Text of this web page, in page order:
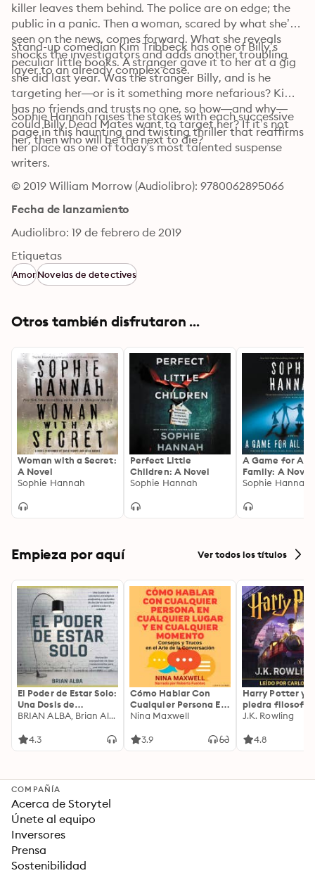
killer leaves them behind. The police are on edge; the
public in a panic. Then a woman, scared by what she’s
seen on the news, comes forward. What she reveals
shocks the investigators and adds another troubling
layer to an already complex case.
Stand-up comedian Kim Tribbeck has one of Billy’s
peculiar little books. A stranger gave it to her at a gig
she did last year. Was the stranger Billy, and is he
targeting her—or is it something more nefarious? Kim
has no friends and trusts no one, so how—and why—
could Billy Dead Mates want to target her? If it’s not
her, then who will be the next to die?
Sophie Hannah raises the stakes with each successive
page in this haunting and twisting thriller that reaffirms
her place as one of today’s most talented suspense
writers.
© 2019 William Morrow (Audiolibro): 9780062895066
Fecha de lanzamiento
Audiolibro: 19 de febrero de 2019
Etiquetas
AmorNovelas de detectives
Otros también disfrutaron ...
Woman with a Secret:
A Novel
Sophie Hannah
Perfect Little
Children: A Novel
Sophie Hannah
A Game for All
Family: A Novel
Sophie Hannah
Empieza por aquí Ver todos los títulos
El Poder de Estar Solo:
Una Dosis de
Motivación
Ideas Revolucionarias
BRIAN ALBA, Brian Alba
4.3
Cómo Hablar Con
Cualquier Persona En
Cualquier Lugar Y En
Nina Maxwell
3.9
Harry Potter y
piedra filosofal
J.K. Rowling
4.8
COMPAÑÍA
Acerca de Storytel
Únete al equipo
Inversores
Prensa
Sostenibilidad